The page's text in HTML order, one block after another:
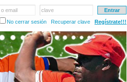
email
clave
No cerrar sesión
Recuperar clave Regístrate!!!